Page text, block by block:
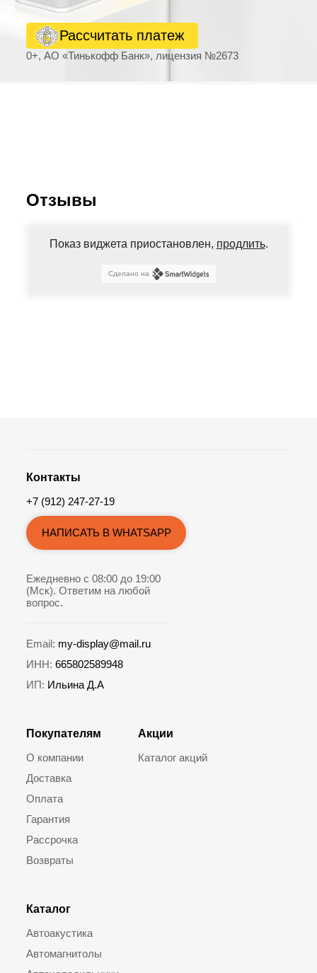
0+, АО «Тинькофф Банк», лицензия №2673
Рассчитать платеж
Отзывы
Показ виджета приостановлен, продлить.
Сделано на
Покупателям
О компании
Доставка
Оплата
Гарантия
Рассрочка
Возвраты
Каталог
Автоакустика
Автомагнитолы
Акции
Каталог акций
Контакты
+7 (912) 247-27-19
НАПИСАТЬ В WHATSAPP
Ежедневно с 08:00 до 19:00
(Мск). Ответим на любой
вопрос.
Email: my-display@mail.ru
ИНН: 665802589948
ИП: Ильина Д.А